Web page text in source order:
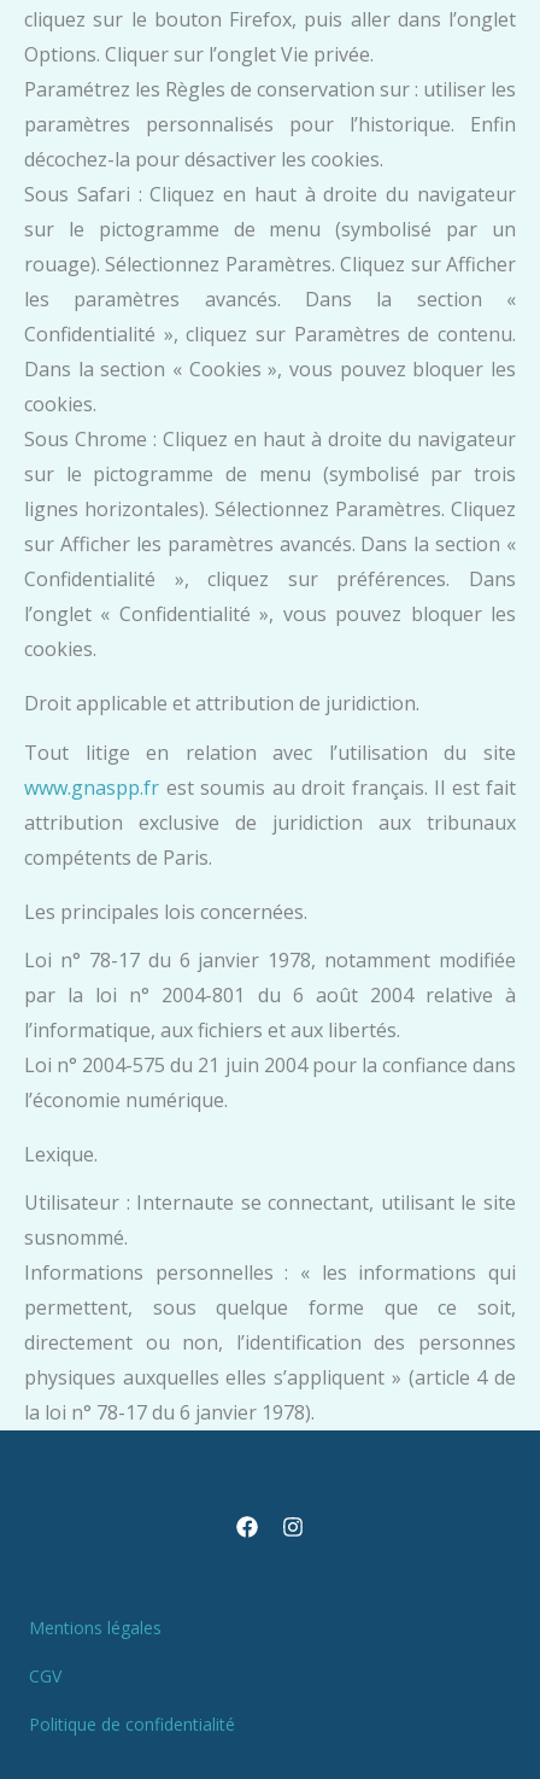
cliquez sur le bouton Firefox, puis aller dans l’onglet
Options. Cliquer sur l’onglet Vie privée.
Paramétrez les Règles de conservation sur : utiliser les
paramètres personnalisés pour l’historique. Enfin
décochez-la pour désactiver les cookies.
Sous Safari : Cliquez en haut à droite du navigateur
sur le pictogramme de menu (symbolisé par un
rouage). Sélectionnez Paramètres. Cliquez sur Afficher
les paramètres avancés. Dans la section «
Confidentialité », cliquez sur Paramètres de contenu.
Dans la section « Cookies », vous pouvez bloquer les
cookies.
Sous Chrome : Cliquez en haut à droite du navigateur
sur le pictogramme de menu (symbolisé par trois
lignes horizontales). Sélectionnez Paramètres. Cliquez
sur Afficher les paramètres avancés. Dans la section «
Confidentialité », cliquez sur préférences. Dans
l’onglet « Confidentialité », vous pouvez bloquer les
cookies.
Droit applicable et attribution de juridiction.
Tout litige en relation avec l’utilisation du site
www.gnaspp.fr est soumis au droit français. Il est fait
attribution exclusive de juridiction aux tribunaux
compétents de Paris.
Les principales lois concernées.
Loi n° 78-17 du 6 janvier 1978, notamment modifiée
par la loi n° 2004-801 du 6 août 2004 relative à
l’informatique, aux fichiers et aux libertés.
Loi n° 2004-575 du 21 juin 2004 pour la confiance dans
l’économie numérique.
Lexique.
Utilisateur : Internaute se connectant, utilisant le site
susnommé.
Informations personnelles : « les informations qui
permettent, sous quelque forme que ce soit,
directement ou non, l’identification des personnes
physiques auxquelles elles s’appliquent » (article 4 de
la loi n° 78-17 du 6 janvier 1978).
Mentions légales
CGV
Politique de confidentialité